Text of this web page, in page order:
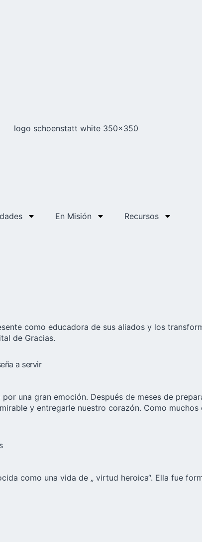
En Misión Recursos
como educadora de sus aliados y los
de Gracias.
a servir
una gran emoción. Después de meses de
y entregarle nuestro corazón. Como
como una vida de „ virtud heroica“. Ella fue